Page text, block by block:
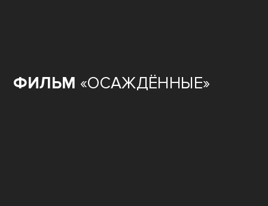
ФИЛЬМ «ОСАЖДЁННЫЕ»